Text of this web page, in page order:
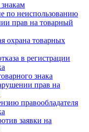
по неиспользованию
прав на товарный
охрана товарных
в регистрации
знака
прав на
правообладателя
заявки на